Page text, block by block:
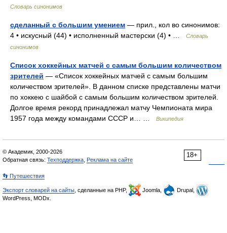
Словарь синонимов
сделанный с большим умением — прил., кол во синонимов:
4 • искусный (44) • исполненный мастерски (4) • …
Словарь
синонимов
Список хоккейных матчей с самым большим количеством
зрителей — «Список хоккейных матчей с самым большим
количеством зрителей». В данном списке представлены матчи
по хоккею с шайбой с самым большим количеством зрителей.
Долгое время рекорд принадлежал матчу Чемпионата мира
1957 года между командами СССР и… …
Википедия
18+
© Академик, 2000-2026
Обратная связь: Техподдержка Реклама на сайте
👣 Путешествия
Экспорт словарей на сайты , сделанные на PHP, Joomla,
Drupal,
WordPress, MODx.